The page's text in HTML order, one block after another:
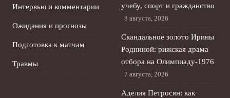
Интервью и комментарии
Ожидания и прогнозы
Подготовка к матчам
Травмы
учебу, спорт и гражданство
8 августа, 2026
Скандальное золото Ирины
Родниной: рижская драма
отбора на Олимпиаду‑1976
7 августа, 2026
Аделия Петросян: как